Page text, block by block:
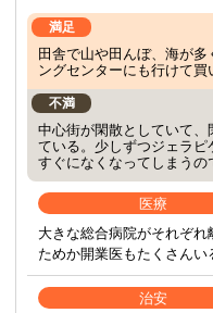
満足
田舎で山や田んぼ、海が
ングセンターにも行けて買
不満
中心街が閑散としていて
ている。少しずつジェラピ
すぐになくなってしまうの
医療
大きな総合病院がそれぞ
ためか開業医もたくさんい
治安